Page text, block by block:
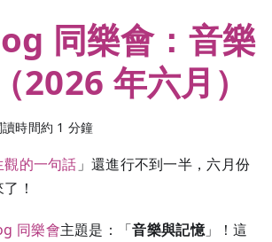
同樂會：音樂
2026 年六月）
讀時間約 1 分鐘
的一句話 」還進行不到一半，六月份
！
同樂會主題是：「音樂與記憶」！這